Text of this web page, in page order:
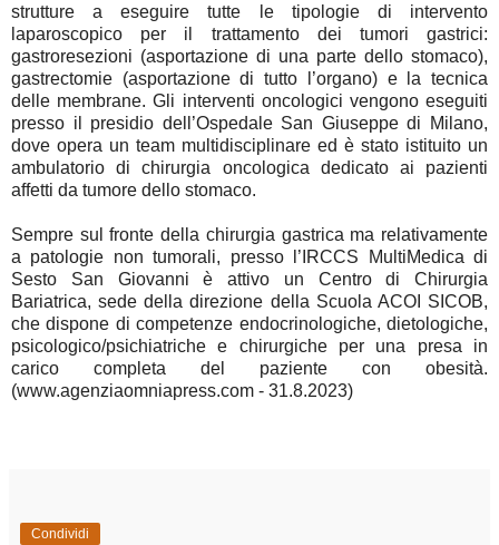
strutture a eseguire tutte le tipologie di intervento
laparoscopico per il trattamento dei tumori gastrici:
gastroresezioni (asportazione di una parte dello stomaco),
gastrectomie (asportazione di tutto l’organo) e la tecnica
delle membrane. Gli interventi oncologici vengono eseguiti
presso il presidio dell’Ospedale San Giuseppe di Milano,
dove opera un team multidisciplinare ed è stato istituito un
ambulatorio di chirurgia oncologica dedicato ai pazienti
affetti da tumore dello stomaco.
Sempre sul fronte della chirurgia gastrica ma relativamente
a patologie non tumorali, presso l’IRCCS MultiMedica di
Sesto San Giovanni è attivo un Centro di Chirurgia
Bariatrica, sede della direzione della Scuola ACOI SICOB,
che dispone di competenze endocrinologiche, dietologiche,
psicologico/psichiatriche e chirurgiche per una presa in
carico completa del paziente con obesità.
(www.agenziaomniapress.com - 31.8.2023)
Condividi